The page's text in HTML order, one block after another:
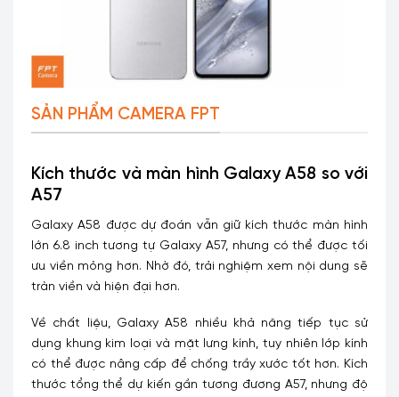
SẢN PHẨM CAMERA FPT
Kích thước và màn hình Galaxy A58 so với
A57
Galaxy A58 được dự đoán vẫn giữ kích thước màn hình
lớn 6.8 inch tương tự Galaxy A57, nhưng có thể được tối
ưu viền mỏng hơn. Nhờ đó, trải nghiệm xem nội dung sẽ
tràn viền và hiện đại hơn.
Về chất liệu, Galaxy A58 nhiều khả năng tiếp tục sử
dụng khung kim loại và mặt lưng kính, tuy nhiên lớp kính
có thể được nâng cấp để chống trầy xước tốt hơn. Kích
thước tổng thể dự kiến gần tương đương A57, nhưng độ